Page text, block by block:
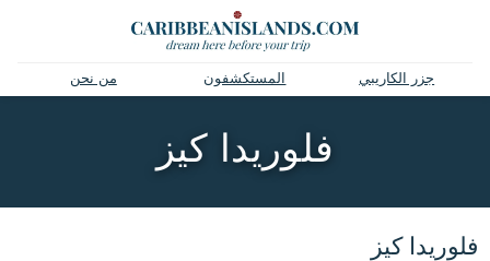
جزر الكاريبي المستكشفون من نحن
فلوريدا كيز
فلوريدا كيز